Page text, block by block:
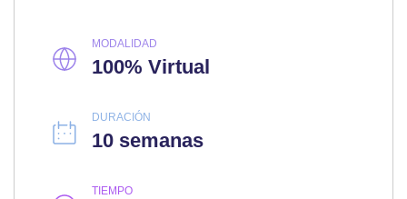
MODALIDAD
100% Virtual
DURACIÓN
10 semanas
TIEMPO